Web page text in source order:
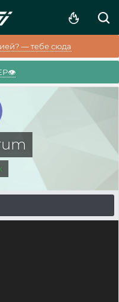
— тебе сюда